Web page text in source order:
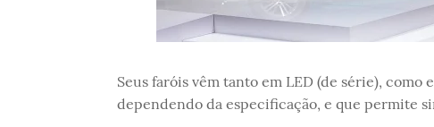
Seus faróis vêm tanto em LED (de série),
dependendo da especificação, e que permite